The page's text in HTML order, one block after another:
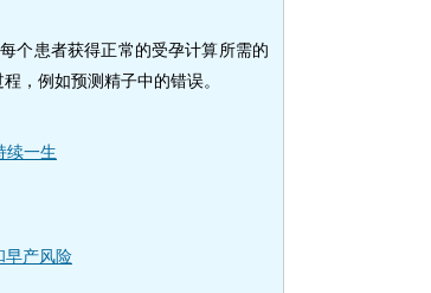
个患者获得正常的受孕计算所需的
，例如预测精子中的错误。
续一生
早产风险